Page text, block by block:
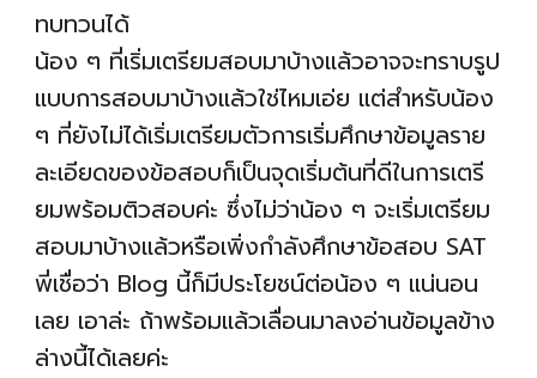
ทบทวนได้
น้อง ๆ ที่เริ่มเตรียมสอบมาบ้างแล้วอาจจะทราบรูป
แบบการสอบมาบ้างแล้วใช่ไหมเอ่ย แต่สำหรับน้อง
ๆ ที่ยังไม่ได้เริ่มเตรียมตัวการเริ่มศึกษาข้อมูลราย
ละเอียดของข้อสอบก็เป็นจุดเริ่มต้นที่ดีในการเตรี
ยมพร้อมติวสอบค่ะ ซึ่งไม่ว่าน้อง ๆ จะเริ่มเตรียม
สอบมาบ้างแล้วหรือเพิ่งกำลังศึกษาข้อสอบ SAT
พี่เชื่อว่า Blog นี้ก็มีประโยชน์ต่อน้อง ๆ แน่นอน
เลย เอาล่ะ ถ้าพร้อมแล้วเลื่อนมาลงอ่านข้อมูลข้าง
ล่างนี้ได้เลยค่ะ